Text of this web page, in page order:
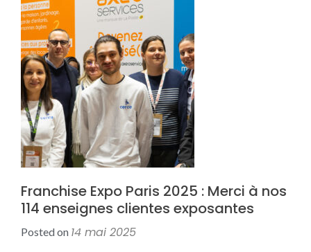
Franchise Expo Paris 2025 : Merci à nos
114 enseignes clientes exposantes
Posted on 14 mai 2025